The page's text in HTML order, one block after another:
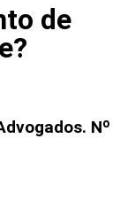
de
. Nº